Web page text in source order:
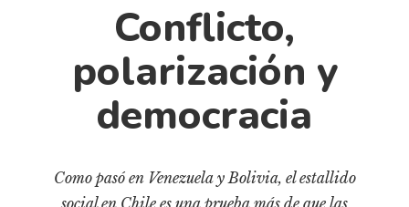
Gran reserva
Historia material de los libros
Conflicto,
polarización y
democracia
Como pasó en Venezuela y Bolivia, el estallido